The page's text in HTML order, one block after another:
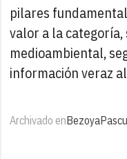
pilares
valor a la
medioambiental,
información veraz
Archivado enBezoya